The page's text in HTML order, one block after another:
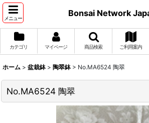
メニュー
Bonsai Network
カテゴリ マイページ 商品検索 ご利用案内
ホーム > 盆栽鉢 > 陶翠鉢 > No.MA6524 陶翠
No.MA6524 陶翠